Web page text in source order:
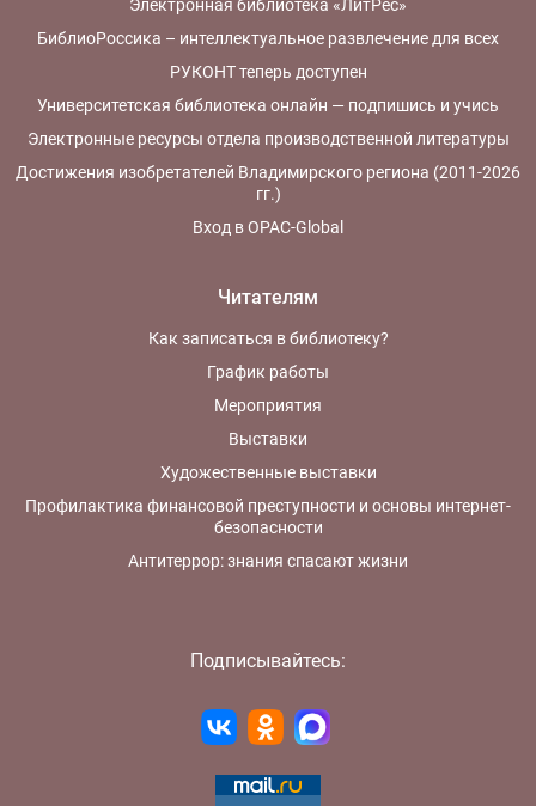
Электронная библиотека «ЛитРес»
БиблиоРоссика – интеллектуальное развлечение для всех
РУКОНТ теперь доступен
Университетская библиотека онлайн — подпишись и учись
Электронные ресурсы отдела производственной литературы
Достижения изобретателей Владимирского региона (2011-2026
гг.)
Вход в OPAC-Global
Читателям
Как записаться в библиотеку?
График работы
Мероприятия
Выставки
Художественные выставки
Профилактика финансовой преступности и основы интернет-
безопасности
Антитеррор: знания спасают жизни
Подписывайтесь: